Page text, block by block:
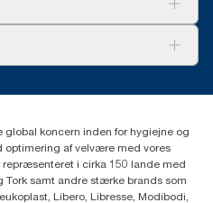
global koncern inden for hygiejne og
optimering af velvære med vores
i cirka 150 lande med
Tork samt andre stærke brands som
Libero, Libresse, Modibodi,